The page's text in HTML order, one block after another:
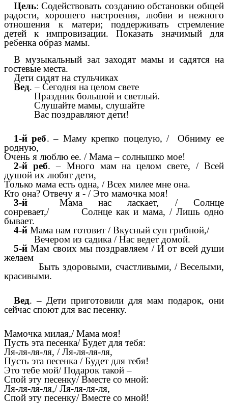
Цель: Содействовать созданию обстановки общей
радости, хорошего настроения, любви и нежного
отношения к матери; поддерживать стремление
детей к импровизации. Показать значимый для
ребенка образ мамы.
В музыкальный зал заходят мамы и садятся на
гостевые места.
Дети сидят на стульчиках
Вед. – Сегодня на целом свете
Праздник большой и светлый.
Слушайте мамы, слушайте
Вас поздравляют дети!
1-й реб. – Маму крепко поцелую, / Обниму ее
родную,
Очень я люблю ее. / Мама – солнышко мое!
2-й реб. – Много мам на целом свете, / Всей
душой их любят дети,
Только мама есть одна, / Всех милее мне она.
Кто она? Отвечу я - / Это мамочка моя!
3-йМама нас ласкает, / Солнце
сонревает,/ Солнце как и мама, / Лишь одно
бывает.
4-йМама нам готовит / Вкусный суп грибной,/
Вечером из садика / Нас ведет домой.
5-йМам своих мы поздравляем / И от всей души
желаем
Быть здоровыми, счастливыми, / Веселыми,
красивыми.
Вед. – Дети приготовили для мам подарок, они
сейчас споют для вас песенку.
Мамочка милая,/ Мама моя!
Пусть эта песенка/ Будет для тебя:
Ля-ля-ля-ля, / Ля-ля-ля-ля,
Пусть эта песенка / Будет для тебя!
Это тебе мой/ Подарок такой –
Спой эту песенку/ Вместе со мной:
Ля-ля-ля-ля,/ Ля-ля-ля-ля,
Спой эту песенку/ Вместе со мной!